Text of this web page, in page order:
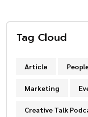
Tag Cloud
Article
Marketing
Creative Talk